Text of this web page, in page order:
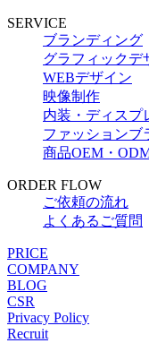
SERVICE
ブランディング
グラフィックデ
WEBデザイン
映像制作
内装・ディスプ
ファッションブ
商品OEM・
ORDER FLOW
ご依頼の流れ
よくあるご質問
PRICE
COMPANY
BLOG
CSR
Privacy Policy
Recruit